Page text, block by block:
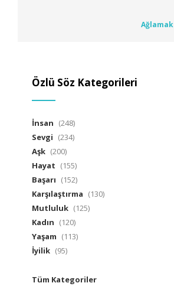
Ağlamak
Özlü Söz Kategorileri
İnsan (248)
Sevgi (234)
Aşk (200)
Hayat (155)
Başarı (152)
Karşılaştırma (130)
Mutluluk (125)
Kadın (120)
Yaşam (113)
İyilik (95)
Tüm Kategoriler